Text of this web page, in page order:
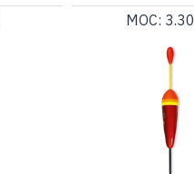
MOC: